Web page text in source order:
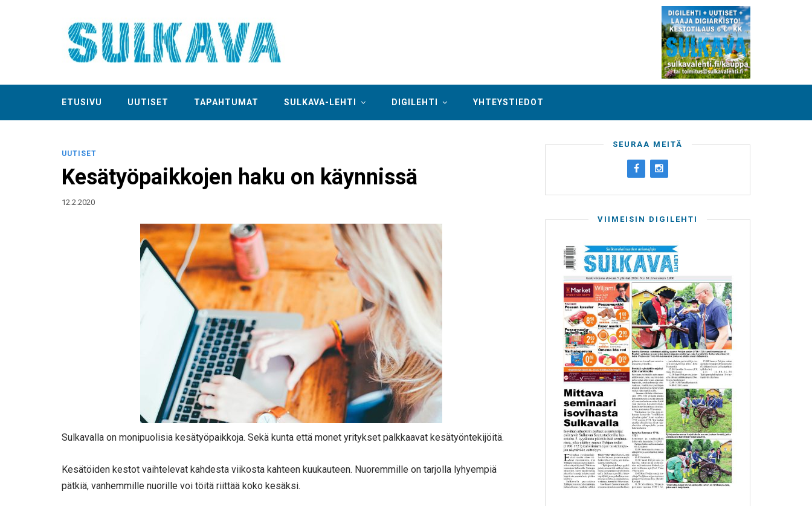
ETUSIVU UUTISET TAPAHTUMAT SULKAVA-LEHTI DIGILEHTI YHTEYSTIEDOT
UUTISET
Kesätyöpaikkojen haku on käynnissä
12.2.2020
Sulkavalla on monipuolisia kesätyöpaikkoja. Sekä kunta että monet yritykset palkkaavat kesätyöntekijöitä.
Kesätöiden kestot vaihtelevat kahdesta viikosta kahteen kuukauteen. Nuoremmille on tarjolla lyhyempiä
pätkiä, vanhemmille nuorille voi töitä riittää koko kesäksi.
SEURAA MEITÄ
VIIMEISIN DIGILEHTI